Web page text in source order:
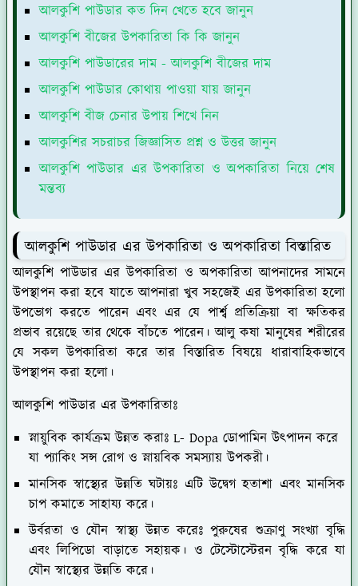
আলকুশি পাউডার কত দিন খেতে হবে জানুন
আলকুশি বীজের উপকারিতা কি কি জানুন
আলকুশি পাউডারের দাম - আলকুশি বীজের দাম
আলকুশি পাউডার কোথায় পাওয়া যায় জানুন
আলকুশি বীজ চেনার উপায় শিখে নিন
আলকুশির সচরাচর জিজ্ঞাসিত প্রশ্ন ও উত্তর জানুন
আলকুশি পাউডার এর উপকারিতা ও অপকারিতা নিয়ে শেষ
মন্তব্য
আলকুশি পাউডার এর উপকারিতা ও অপকারিতা বিস্তারিত
আলকুশি পাউডার এর উপকারিতা ও অপকারিতা আপনাদের সামনে
উপস্থাপন করা হবে যাতে আপনারা খুব সহজেই এর উপকারিতা হলো
উপভোগ করতে পারেন এবং এর যে পার্শ্ব প্রতিক্রিয়া বা ক্ষতিকর
প্রভাব রয়েছে তার থেকে বাঁচতে পারেন। আলু কষা মানুষের শরীরের
যে সকল উপকারিতা করে তার বিস্তারিত বিষয়ে ধারাবাহিকভাবে
উপস্থাপন করা হলো।
আলকুশি পাউডার এর উপকারিতাঃ
স্নায়ুবিক কার্যক্রম উন্নত করাঃ L- Dopa ডোপামিন উৎপাদন করে
যা প্যাকিং সন্স রোগ ও স্নায়বিক সমস্যায় উপকরী।
মানসিক স্বাস্থ্যের উন্নতি ঘটায়ঃ এটি উদ্বেগ হতাশা এবং মানসিক
চাপ কমাতে সাহায্য করে।
উর্বরতা ও যৌন স্বাস্থ্য উন্নত করেঃ পুরুষের শুক্রাণু সংখ্যা বৃদ্ধি
এবং লিপিডো বাড়াতে সহায়ক। ও টেস্টোস্টেরন বৃদ্ধি করে যা
যৌন স্বাস্থ্যের উন্নতি করে।